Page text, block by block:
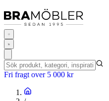
Fri fragt over 5 000 kr